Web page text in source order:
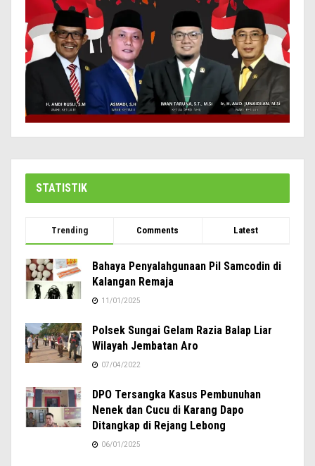
STATISTIK
Trending Comments Latest
Bahaya Penyalahgunaan Pil Samcodin di
Kalangan Remaja
11/01/2025
Polsek Sungai Gelam Razia Balap Liar
Wilayah Jembatan Aro
07/04/2022
DPO Tersangka Kasus Pembunuhan
Nenek dan Cucu di Karang Dapo
Ditangkap di Rejang Lebong
06/01/2025